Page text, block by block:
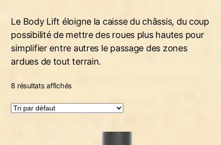
Le Body Lift éloigne la caisse du châssis, du coup
possibilité de mettre des roues plus hautes pour
simplifier entre autres le passage des zones
ardues de tout terrain.
8 résultats affichés